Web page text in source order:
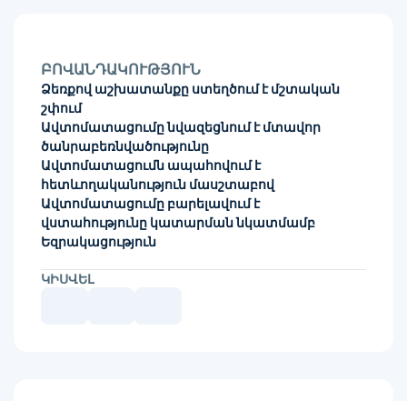
ԲՈՎԱՆԴԱԿՈՒԹՅՈՒՆ
Ձեռքով աշխատանքը ստեղծում է մշտական
շփում
Ավտոմատացումը նվազեցնում է մտավոր
ծանրաբեռնվածությունը
Ավտոմատացումն ապահովում է
հետևողականություն մասշտաբով
Ավտոմատացումը բարելավում է
վստահությունը կատարման նկատմամբ
Եզրակացություն
ԿԻՍՎԵԼ